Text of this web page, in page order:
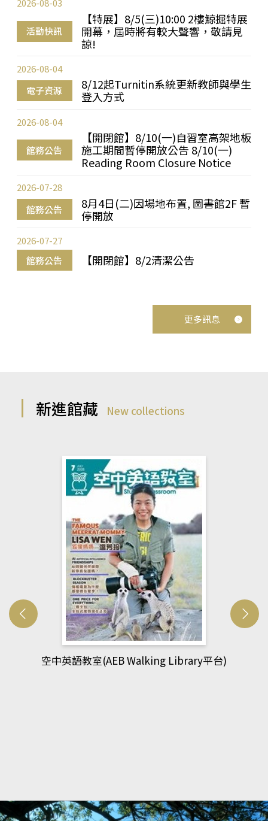
活動快訊
【特展】8/5(三)10:00 2樓鯨掘特展
開幕，屆時將有較大聲響，敬請見
諒!
2026-08-03
電子資源
8/12起Turnitin系統更新教師與學生
登入方式
2026-08-04
館務公告
【開閉館】8/10(一)自習室高架地板
施工期間暫停開放公告 8/10(一)
Reading Room Closure Notice
2026-08-04
館務公告
8月4日(二)因場地布置, 圖書館2F 暫
停開放
2026-07-28
館務公告 【開閉館】8/2清潔公告
2026-07-27
更多訊息
新進館藏 New collections
網管人(kono平台)